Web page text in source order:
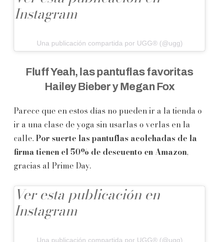
Instagram
Una publicación compartida por UGG® (@ugg)
Fluff Yeah, las pantuflas favoritas
Hailey Bieber y Megan Fox
Parece que en estos días no pueden ir a la tienda o
ir a una clase de yoga sin usarlas o verlas en la
calle. Por suerte las pantuflas acolchadas de la
firma tienen el 50% de descuento en Amazon,
gracias al Prime Day.
Ver esta publicación en
Instagram
Una publicación compartida por UGG® (@ugg)